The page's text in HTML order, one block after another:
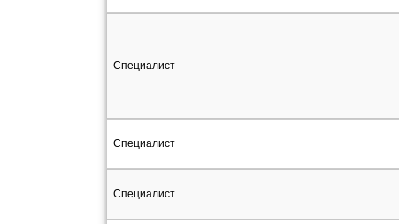
Специалист
Специалист
Специалист